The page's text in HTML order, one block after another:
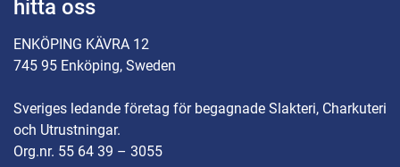
hitta oss
ENKÖPING KÄVRA 12
745 95 Enköping, Sweden
Sveriges ledande företag för begagnade Slakteri, Charkuteri
och Utrustningar.
Org.nr. 55 64 39 – 3055